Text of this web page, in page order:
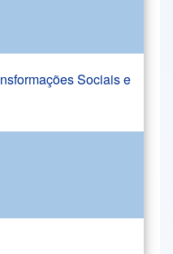
Sociais e